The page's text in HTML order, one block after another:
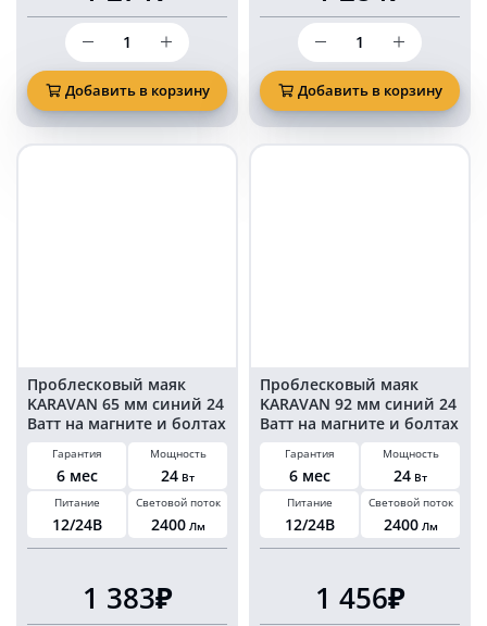
Количество
товара
Проблесковый
маяк
колба
KARAVAN
синий
Добавить в корзину
Количество
товара
Проблесковый
маяк
KARAVAN
синий
24
Добавить в корзину
Проблесковый маяк
KARAVAN 65 мм синий 24
Ватт на магните и болтах
в прикуриватель
Гарантия
6 мес
Мощность
24 Вт
Питание
12/24В
Световой поток
2400 Лм
1 383₽
Проблесковый маяк
KARAVAN 92 мм синий 24
Ватт на магните и болтах
в прикуриватель
Гарантия
6 мес
Мощность
24 Вт
Питание
12/24В
Световой поток
2400 Лм
1 456₽